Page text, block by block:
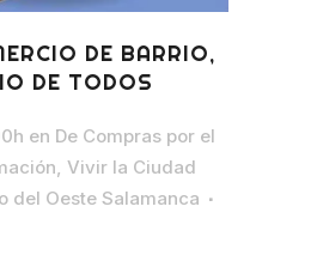
DE BARRIO,
DE TODOS
en De Compras por el
Vivir la Ciudad
del Oeste Salamanca